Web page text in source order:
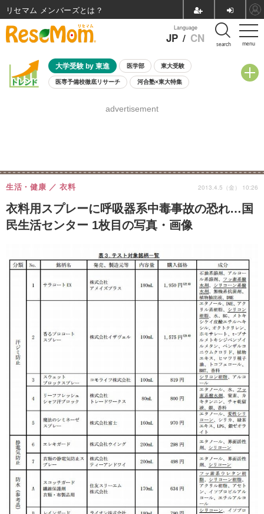
menu
Language
JP / CN search
大学受験 by 東進 医学部 東大受験
医専予備校徹底リサーチ 河合塾×東大特集
8月開催学校説明会・相談会
advertisement
衣料用スプレーに呼吸器系中毒事故の恐れ…国
民生活センター 1枚目の写真・画像
生活・健康 衣料 2013.4.5（金） 10:26
リセマム メンバーズ